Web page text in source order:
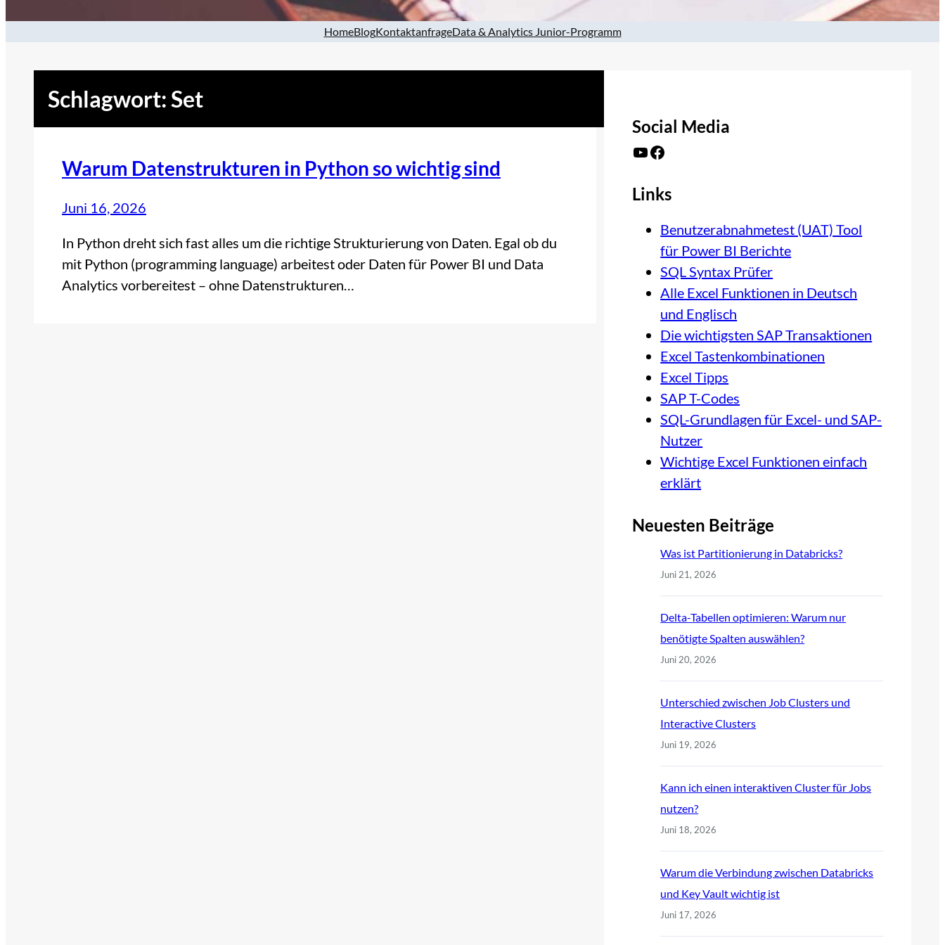
HomeBlogKontaktanfrageData & Analytics Junior-Programm
Schlagwort:Set
Warum Datenstrukturen in Python so wichtig sind
Juni 16, 2026
In Python dreht sich fast alles um die richtige Strukturierung von Daten. Egal ob du
mit Python (programming language) arbeitest oder Daten für Power BI und Data
Analytics vorbereitest – ohne Datenstrukturen…
Social Media
YouTube Facebook
Links
Benutzerabnahmetest (UAT) Tool
für Power BI Berichte
SQL Syntax Prüfer
Alle Excel Funktionen in Deutsch
und Englisch
Die wichtigsten SAP Transaktionen
Excel Tastenkombinationen
Excel Tipps
SAP T-Codes
SQL-Grundlagen für Excel- und SAP-
Nutzer
Wichtige Excel Funktionen einfach
erklärt
Neuesten Beiträge
Was ist Partitionierung in Databricks?
Juni 21, 2026
Delta-Tabellen optimieren: Warum nur
benötigte Spalten auswählen?
Juni 20, 2026
Unterschied zwischen Job Clusters und
Interactive Clusters
Juni 19, 2026
Kann ich einen interaktiven Cluster für Jobs
nutzen?
Juni 18, 2026
Warum die Verbindung zwischen Databricks
und Key Vault wichtig ist
Juni 17, 2026